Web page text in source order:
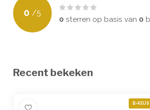
0 /5
0 sterren op basis van 0
Recent bekeken
B-KEUS